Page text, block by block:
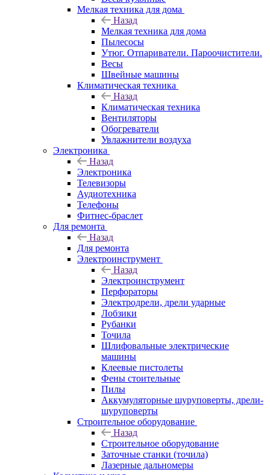
Мелкая техника для дома
Назад
Мелкая техника для дома
Пылесосы
Утюг. Отпариватели. Пароочистители.
Весы
Швейные машины
Климатическая техника
Назад
Климатическая техника
Вентиляторы
Обогреватели
Увлажнители воздуха
Электроника
Назад
Электроника
Телевизоры
Аудиотехника
Телефоны
Фитнес-браслет
Для ремонта
Назад
Для ремонта
Электроинструмент
Назад
Электроинструмент
Перфораторы
Электродрели, дрели ударные
Лобзики
Рубанки
Точила
Шлифовальные электрические
машины
Клеевые пистолеты
Фены стоительные
Пилы
Аккумуляторные шуруповерты, дрели-
шуруповерты
Строительное оборудование
Назад
Строительное оборудование
Заточные станки (точила)
Лазерные дальномеры